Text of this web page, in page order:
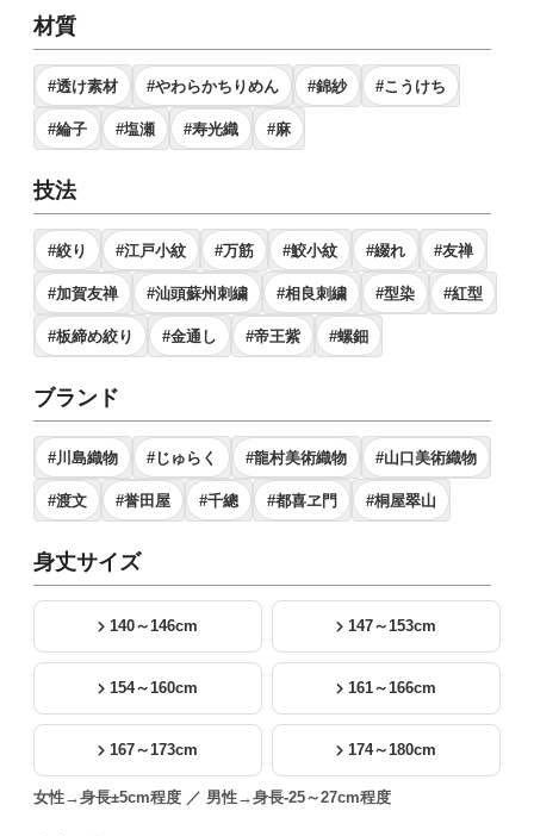
材質
#透け素材 #やわらかちりめん #錦紗 #こうけち
#綸子 #塩瀬 #寿光織 #麻
技法
#絞り #江戸小紋 #万筋 #鮫小紋 #綴れ #友禅
#加賀友禅 #汕頭蘇州刺繍 #相良刺繍 #型染 #紅型
#板締め絞り #金通し #帝王紫 #螺鈿
ブランド
#川島織物 #じゅらく #龍村美術織物 #山口美術織物
#渡文 #誉田屋 #千總 #都喜ヱ門 #桐屋翠山
身丈サイズ
140～146cm 147～153cm
154～160cm 161～166cm
167～173cm 174～180cm
女性→身長±5cm程度 ／ 男性→身長-25～27cm程度